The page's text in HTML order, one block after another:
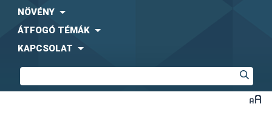
NÖVÉNY
ÁTFOGÓ TÉMÁK
KAPCSOLAT